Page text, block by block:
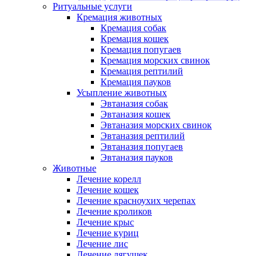
Ритуальные услуги
Кремация животных
Кремация собак
Кремация кошек
Кремация попугаев
Кремация морских свинок
Кремация рептилий
Кремация пауков
Усыпление животных
Эвтаназия собак
Эвтаназия кошек
Эвтаназия морских свинок
Эвтаназия рептилий
Эвтаназия попугаев
Эвтаназия пауков
Животные
Лечение корелл
Лечение кошек
Лечение красноухих черепах
Лечение кроликов
Лечение крыс
Лечение куриц
Лечение лис